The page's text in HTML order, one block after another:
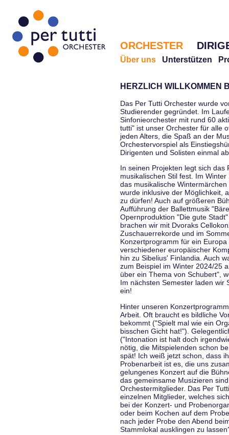
ORCHESTER
Über uns Unterstützen
HERZLICH WILLKOMMEN
Das Per Tutti Orchester wurde
Studierender gegründet. Im
Sinfonieorchester mit rund 60
tutti" ist unser Orchester für alle
jeden Alters, die Spaß an der
Orchestervorspiel als
Dirigenten und Solisten einmal
In seinen Projekten legt sich das
musikalischen Stil fest. Im
das musikalische
wurde inklusive der Möglichkeit,
zu dürfen! Auch auf größeren
Aufführung der Ballettmusik
Opernproduktion "Die gute
brachen wir mit Dvoraks
Zuschauerrekorde und im
Konzertprogramm für ein
verschiedener europäischer
hin zu Sibelius' Finlandia. Auch
zum Beispiel im Winter 2024/25
über ein Thema von Schubert",
Im nächsten Semester laden wir
ein!
Hinter unseren
Arbeit. Oft braucht es bildliche
bekommt ("Spielt mal wie ein
bisschen Gicht hat!").
("Intonation ist halt doch
nötig, die Mitspielenden schon
spät! Ich weiß jetzt schon, dass
Probenarbeit ist es, die uns
gelungenes Konzert auf die
das gemeinsame Musizieren
Orchestermitglieder. Das Per
einzelnen Mitglieder, welches
bei der Konzert- und
oder beim Kochen auf dem
nach jeder Probe den Abend
Stammlokal ausklingen zu